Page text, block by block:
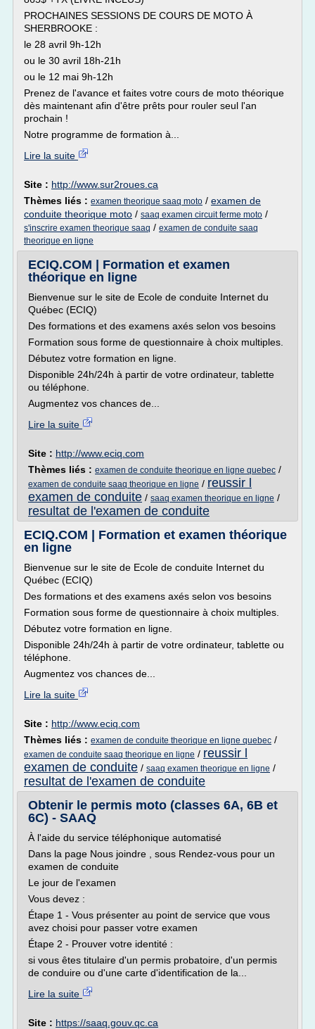
PROCHAINES SESSIONS DE COURS DE MOTO À
SHERBROOKE :
le 28 avril 9h-12h
ou le 30 avril 18h-21h
ou le 12 mai 9h-12h
Prenez de l'avance et faites votre cours de moto théorique
dès maintenant afin d'être prêts pour rouler seul l'an
prochain !
Notre programme de formation à...
Lire la suite
Site : http://www.sur2roues.ca
Thèmes liés : examen theorique saaq moto / examen de
conduite theorique moto / saaq examen circuit ferme moto /
s'inscrire examen theorique saaq / examen de conduite saaq
theorique en ligne
ECIQ.COM | Formation et examen
théorique en ligne
Bienvenue sur le site de Ecole de conduite Internet du
Québec (ECIQ)
Des formations et des examens axés selon vos besoins
Formation sous forme de questionnaire à choix multiples.
Débutez votre formation en ligne.
Disponible 24h/24h à partir de votre ordinateur, tablette
ou téléphone.
Augmentez vos chances de...
Lire la suite
Site : http://www.eciq.com
Thèmes liés : examen de conduite theorique en ligne quebec /
examen de conduite saaq theorique en ligne / reussir l
examen de conduite / saaq examen theorique en ligne /
resultat de l'examen de conduite
ECIQ.COM | Formation et examen théorique
en ligne
Bienvenue sur le site de Ecole de conduite Internet du
Québec (ECIQ)
Des formations et des examens axés selon vos besoins
Formation sous forme de questionnaire à choix multiples.
Débutez votre formation en ligne.
Disponible 24h/24h à partir de votre ordinateur, tablette ou
téléphone.
Augmentez vos chances de...
Lire la suite
Site : http://www.eciq.com
Thèmes liés : examen de conduite theorique en ligne quebec /
examen de conduite saaq theorique en ligne / reussir l
examen de conduite / saaq examen theorique en ligne /
resultat de l'examen de conduite
Obtenir le permis moto (classes 6A, 6B et
6C) - SAAQ
À l'aide du service téléphonique automatisé
Dans la page Nous joindre , sous Rendez-vous pour un
examen de conduite
Le jour de l'examen
Vous devez :
Étape 1 - Vous présenter au point de service que vous
avez choisi pour passer votre examen
Étape 2 - Prouver votre identité :
si vous êtes titulaire d'un permis probatoire, d'un permis
de conduire ou d'une carte d'identification de la...
Lire la suite
Site : https://saaq.gouv.qc.ca